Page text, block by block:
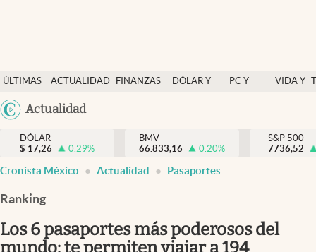
ÚLTIMAS
NOTICIAS
ACTUALIDAD
FINANZAS
DÓLAR Y
PC Y
VIDA Y
México
Actualidad
Actualidad
Finanzas y economía
Dólar y mercados
Pc y celular
DÓLAR
$ 17,26 0.29%
BMV
66.833,16
0.20%
S&P 500
7736,52
Cronista México Actualidad Pasaportes
Ranking
Los 6 pasaportes más poderosos del
mundo: te permiten viajar a 194